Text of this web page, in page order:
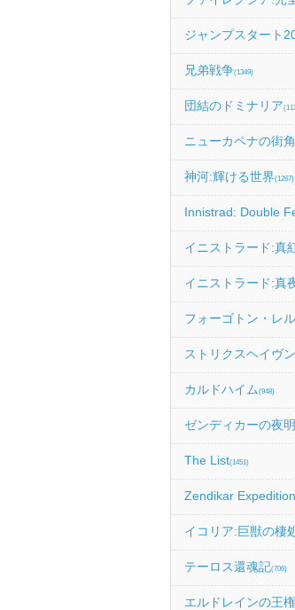
ジャンプスタート
兄弟戦争(1349)
団結のドミナリア
ニューカペナの街角
神河:輝ける世界(1267)
Innistrad: Double
イニストラード:真
イニストラード:真
フォーゴトン・レ
ストリクスヘイヴ
カルドハイム (948)
ゼンディカーの夜
The List(1451)
Zendikar
イコリア:巨獣の棲
テーロス還魂記(706)
エルドレインの王権